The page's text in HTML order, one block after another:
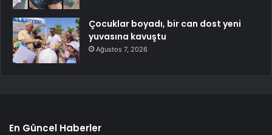
Çocuklar boyadı, bir can dost yeni
yuvasına kavuştu
Ağustos 7, 2026
En Güncel Haberler